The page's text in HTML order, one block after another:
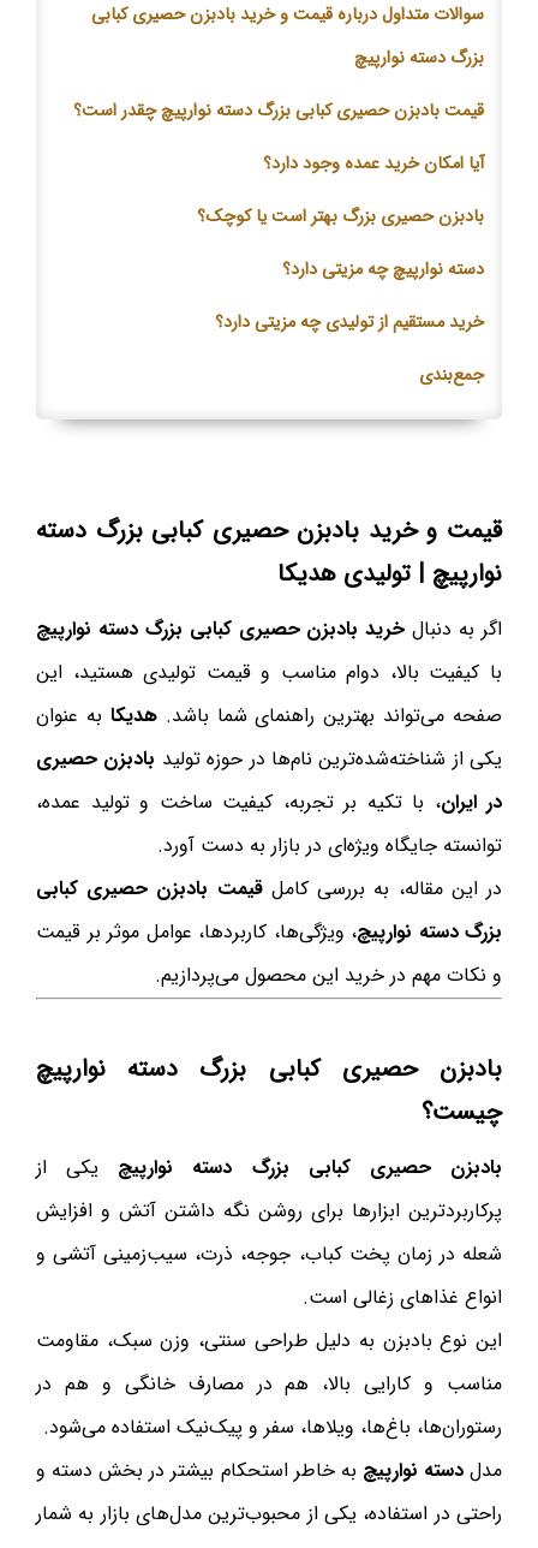
سوالات متداول درباره قیمت و خرید بادبزن حصیری کبابی
بزرگ دسته نوارپیچ
قیمت بادبزن حصیری کبابی بزرگ دسته نوارپیچ چقدر است؟
آیا امکان خرید عمده وجود دارد؟
بادبزن حصیری بزرگ بهتر است یا کوچک؟
دسته نوارپیچ چه مزیتی دارد؟
خرید مستقیم از تولیدی چه مزیتی دارد؟
جمع‌بندی
قیمت و خرید بادبزن حصیری کبابی بزرگ دسته
نوارپیچ | تولیدی هدیکا
اگر به دنبال خرید بادبزن حصیری کبابی بزرگ دسته نوارپیچ
با کیفیت بالا، دوام مناسب و قیمت تولیدی هستید، این
صفحه می‌تواند بهترین راهنمای شما باشد.هدیکا به عنوان
یکی از شناخته‌شده‌ترین نام‌ها در حوزه تولید بادبزن حصیری
در ایران، با تکیه بر تجربه، کیفیت ساخت و تولید عمده،
توانسته جایگاه ویژه‌ای در بازار به دست آورد.
در این مقاله، به بررسی کاملقیمت بادبزن حصیری کبابی
بزرگ دسته نوارپیچ، ویژگی‌ها، کاربردها، عوامل موثر بر قیمت
و نکات مهم در خرید این محصول می‌پردازیم.
بادبزن حصیری کبابی بزرگ دسته نوارپیچ
چیست؟
بادبزن حصیری کبابی بزرگ دسته نوارپیچ یکی از
پرکاربردترین ابزارها برای روشن نگه داشتن آتش و افزایش
شعله در زمان پخت کباب، جوجه، ذرت، سیب‌زمینی آتشی و
انواع غذاهای زغالی است.
این نوع بادبزن به دلیل طراحی سنتی، وزن سبک، مقاومت
مناسب و کارایی بالا، هم در مصارف خانگی و هم در
رستوران‌ها، باغ‌ها، ویلاها، سفر و پیک‌نیک استفاده می‌شود.
مدلدسته نوارپیچ به خاطر استحکام بیشتر در بخش دسته و
راحتی در استفاده، یکی از محبوب‌ترین مدل‌های بازار به شمار